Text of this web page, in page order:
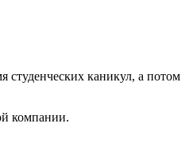
каникул, а потом
компании.